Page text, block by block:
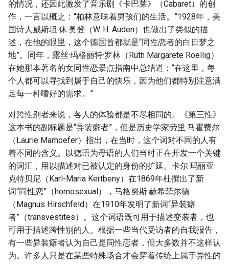
的情况，还因此激发了音乐剧《卡巴莱》（Cabaret）的创
作，一言以概之：“柏林意味着男孩们的生活。”1928年，美
国诗人威斯坦·休·奥登（W. H. Auden）也做出了类似的描
述，在他的眼里，这个德国首都就是“同性恋者的白日梦之
地”。同年，露丝·玛格丽特·罗林（Ruth Margarete Roellig）
在她那本著名的女同性恋景点指南中总结道：“在这里，每
个人都可以寻找到属于自己的快乐，因为他们都特别注意满
足每一种嗜好的需求。”
对跨性别者来说，各人的体验都是不尽相同的。《第三性》
这本书的副标题是“异装癖者”，但是历史学家劳里·马霍费尔
（Laurie Marhoefer）指出，在当时，这个词对不同的人有
着不同的含义。以德语为母语的人们当时正在开发一个关键
的词汇，用以描述对已被认定的身份的扩延。卡尔·玛丽亚·
克特贝尼（Karl-Maria Kertbeny）在1869年杜撰出了新
词“同性恋”（homosexual），马格努斯·赫希菲尔德
（Magnus Hirschfeld）在1910年发明了新词“异装癖
者”（transvestites）。这个词语既可用于描述变装者，也
可用于描述跨性别的人。根据一些当代受访者的自我报告，
有一些异装癖者认为自己是同性恋者，但大多数并不这样认
为。许多人只是在某些特殊场合才会穿着传统上属于异性的